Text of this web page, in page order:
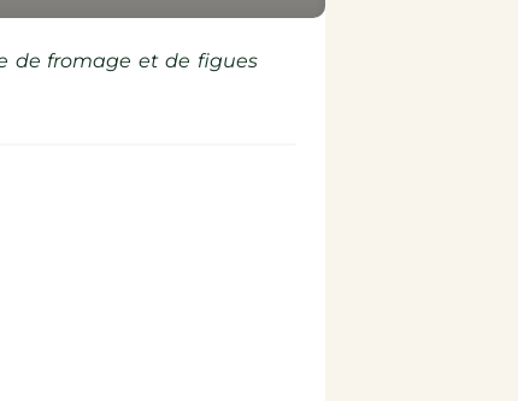
de fromage et de figues